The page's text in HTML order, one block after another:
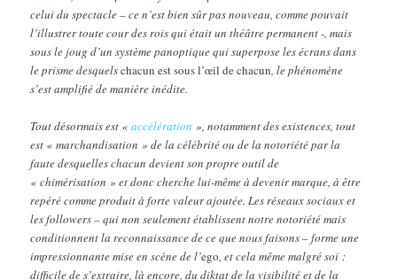
celui du spectacle – ce n’est bien sûr pas nouveau, comme pouvait
l’illustrer toute cour des rois qui était un théâtre permanent -, mais
sous le joug d’un système panoptique qui superpose les écrans dans
le prisme desquelschacun est sous l’œil de chacun, le phénomène
s’est amplifié de manière inédite.
Tout désormais est « accélération », notamment des existences, tout
est « marchandisation » de la célébrité ou de la notoriété par la
faute desquelles chacun devient son propre outil de
« chimérisation » et donc cherche lui-même à devenir marque, à être
repéré comme produit à forte valeur ajoutée. Les réseaux sociaux et
les followers – qui non seulement établissent notre notoriété mais
conditionnent la reconnaissance de ce que nous faisons – forme une
impressionnante mise en scène de l’ego, et cela même malgré soi :
difficile de s’extraire, là encore, du diktat de la visibilité et de la